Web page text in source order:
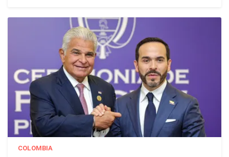
COLOMBIA